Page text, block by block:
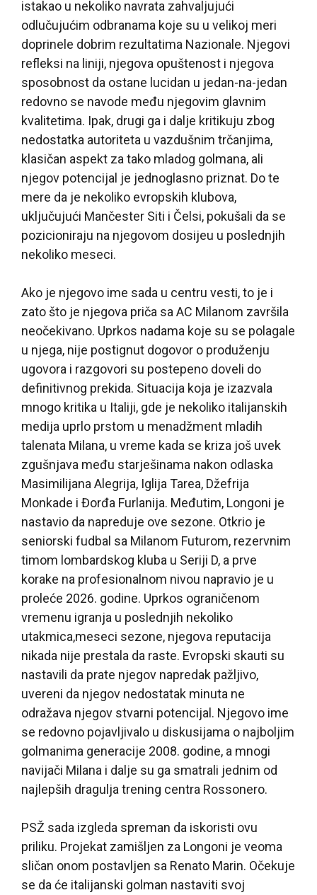
istakao u nekoliko navrata zahvaljujući
odlučujućim odbranama koje su u velikoj meri
doprinele dobrim rezultatima Nazionale. Njegovi
refleksi na liniji, njegova opuštenost i njegova
sposobnost da ostane lucidan u jedan-na-jedan
redovno se navode među njegovim glavnim
kvalitetima. Ipak, drugi ga i dalje kritikuju zbog
nedostatka autoriteta u vazdušnim trčanjima,
klasičan aspekt za tako mladog golmana, ali
njegov potencijal je jednoglasno priznat. Do te
mere da je nekoliko evropskih klubova,
uključujući Mančester Siti i Čelsi, pokušali da se
pozicioniraju na njegovom dosijeu u poslednjih
nekoliko meseci.
Ako je njegovo ime sada u centru vesti, to je i
zato što je njegova priča sa AC Milanom završila
neočekivano. Uprkos nadama koje su se polagale
u njega, nije postignut dogovor o produženju
ugovora i razgovori su postepeno doveli do
definitivnog prekida. Situacija koja je izazvala
mnogo kritika u Italiji, gde je nekoliko italijanskih
medija uprlo prstom u menadžment mladih
talenata Milana, u vreme kada se kriza još uvek
zgušnjava među starješinama nakon odlaska
Masimilijana Alegrija, Iglija Tarea, Džefrija
Monkade i Đorđa Furlanija. Međutim, Longoni je
nastavio da napreduje ove sezone. Otkrio je
seniorski fudbal sa Milanom Futurom, rezervnim
timom lombardskog kluba u Seriji D, a prve
korake na profesionalnom nivou napravio je u
proleće 2026. godine. Uprkos ograničenom
vremenu igranja u poslednjih nekoliko
utakmica,meseci sezone, njegova reputacija
nikada nije prestala da raste. Evropski skauti su
nastavili da prate njegov napredak pažljivo,
uvereni da njegov nedostatak minuta ne
odražava njegov stvarni potencijal. Njegovo ime
se redovno pojavljivalo u diskusijama o najboljim
golmanima generacije 2008. godine, a mnogi
navijači Milana i dalje su ga smatrali jednim od
najlepših dragulja trening centra Rossonero.
PSŽ sada izgleda spreman da iskoristi ovu
priliku. Projekat zamišljen za Longoni je veoma
sličan onom postavljen sa Renato Marin. Očekuje
se da će italijanski golman nastaviti svoj